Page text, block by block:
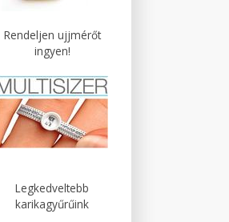
Rendeljen ujjmérőt
ingyen!
Legkedveltebb
karikagyűrűink